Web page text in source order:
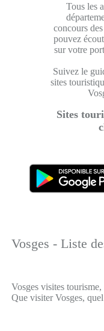
Tous les
concours
pouvez
sur votre
Suivez le
sites
Sites
Vosges - Liste
Vosges visites
Que visiter Vosges,